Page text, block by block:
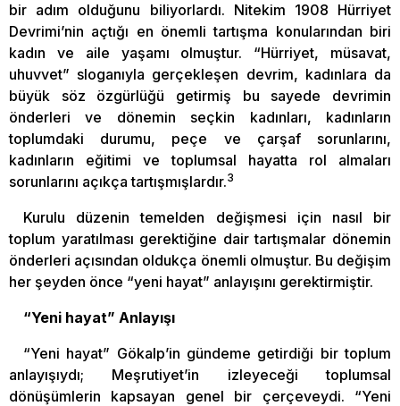
bir adım olduğunu biliyorlardı. Nitekim 1908 Hürriyet
Devrimi’nin açtığı en önemli tartışma konularından biri
kadın ve aile yaşamı olmuştur. “Hürriyet, müsavat,
uhuvvet” sloganıyla gerçekleşen devrim, kadınlara da
büyük söz özgürlüğü getirmiş bu sayede devrimin
önderleri ve dönemin seçkin kadınları, kadınların
toplumdaki durumu, peçe ve çarşaf sorunlarını,
kadınların eğitimi ve toplumsal hayatta rol almaları
sorunlarını açıkça tartışmışlardır.3
Kurulu düzenin temelden değişmesi için nasıl bir
toplum yaratılması gerektiğine dair tartışmalar dönemin
önderleri açısından oldukça önemli olmuştur. Bu değişim
her şeyden önce “yeni hayat” anlayışını gerektirmiştir.
“Yeni hayat” Anlayışı
“Yeni hayat” Gökalp’in gündeme getirdiği bir toplum
anlayışıydı; Meşrutiyet’in izleyeceği toplumsal
dönüşümlerin kapsayan genel bir çerçeveydi. “Yeni